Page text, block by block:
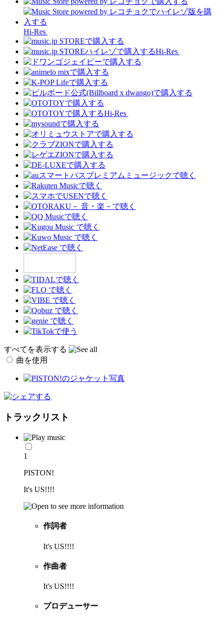
Hi-Res
Hi-Res
Hi-Res
すべてを表示する
曲を使用
トラックリスト
1
PISTON!
It's US!!!!
作詞者
It's US!!!!
作曲者
It's US!!!!
プロデューサー